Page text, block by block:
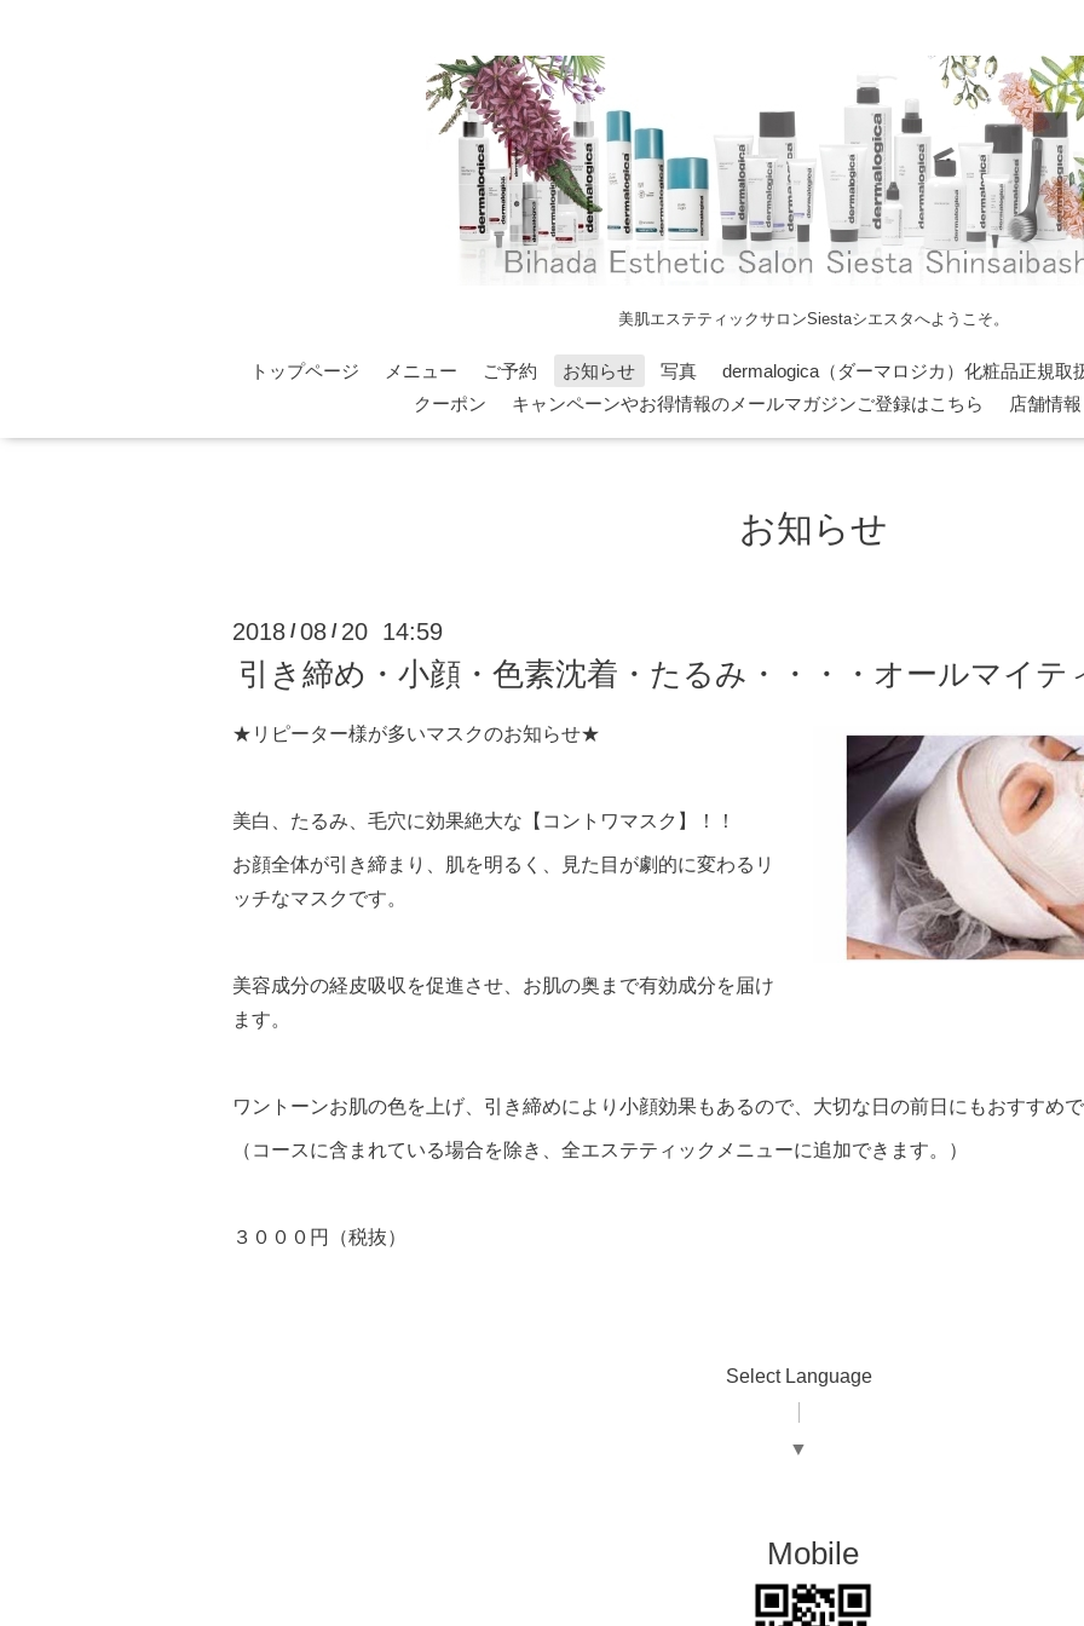
美肌エステティックサロンSiestaシエスタへようこそ。
トップページ メニュー ご予約 お知らせ 写真
dermalogica（ダーマロジカ）化粧品正規取
クーポン
キャンペーンやお得情報のメールマガジンご登録はこちら 店舗情報
お知らせ
2018 /08 / 20 14:59
引き締め・小顔・色素沈着・たるみ・・・・オールマイテ
★リピーター様が多いマスクのお知らせ★
美白、たるみ、毛穴に効果絶大な【コントワマスク】！！
お顔全体が引き締まり、肌を明るく、見た目が劇的に変わるリ
ッチなマスクです。
美容成分の経皮吸収を促進させ、お肌の奥まで有効成分を届け
ます。
ワントーンお肌の色を上げ、引き締めにより小顔効果もあるので、大切な日の前日にもおすすめ
（コースに含まれている場合を除き、全エステティックメニューに追加できます。）
３０００円（税抜）
Select Language
▼
Mobile